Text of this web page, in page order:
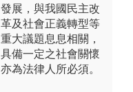
發展，與我國民主改
革及社會正義轉型等
重大議題息息相關，
具備一定之社會關懷
亦為法律人所必須。